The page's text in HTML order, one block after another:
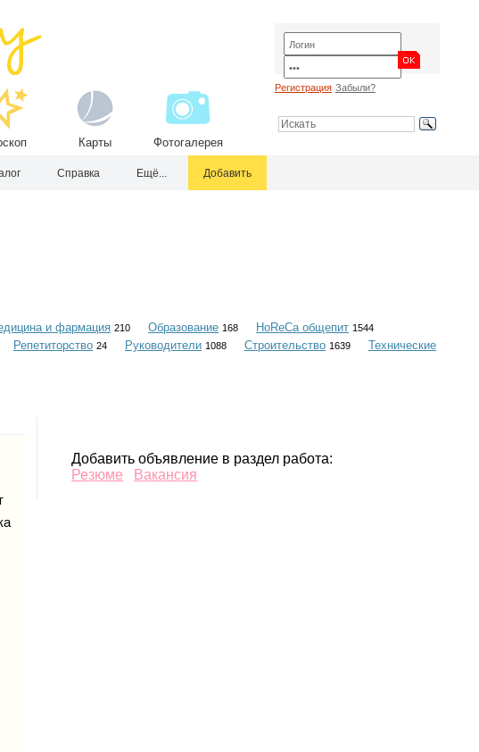
Карты Фотогалерея
Регистрация Забыли?
Справка Ещё... Добавить
и фармация 210 Образование 168 HoReCa общепит 1544
Репетиторство 24 Руководители 1088 Строительство 1639
Технические
Добавить объявление в раздел работа:
Резюме
Вакансия